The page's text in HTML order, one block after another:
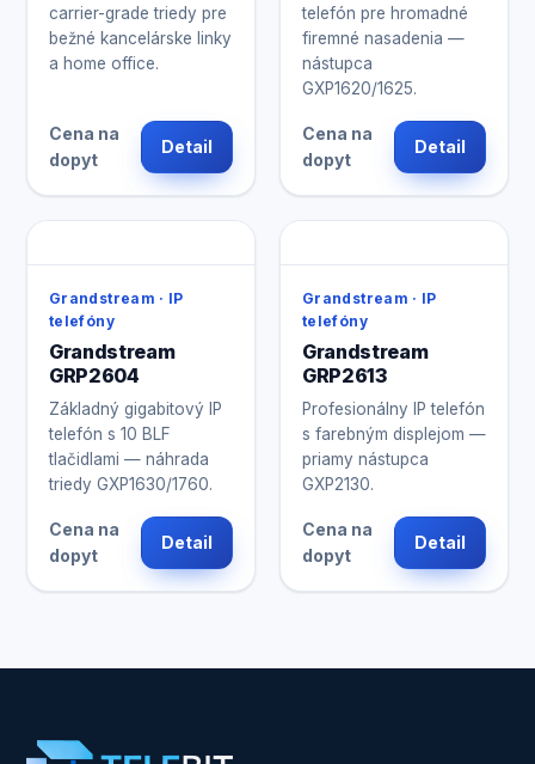
carrier-grade triedy pre
bežné kancelárske linky
a home office.
Cena na
dopyt
Detail
telefón pre hromadné
firemné nasadenia —
nástupca
GXP1620/1625.
Cena na
dopyt
Detail
Grandstream · IP
telefóny
Grandstream
GRP2604
Základný gigabitový IP
telefón s 10 BLF
tlačidlami — náhrada
triedy GXP1630/1760.
Cena na
dopyt
Detail
Grandstream · IP
telefóny
Grandstream
GRP2613
Profesionálny IP telefón
s farebným displejom —
priamy nástupca
GXP2130.
Cena na
dopyt
Detail